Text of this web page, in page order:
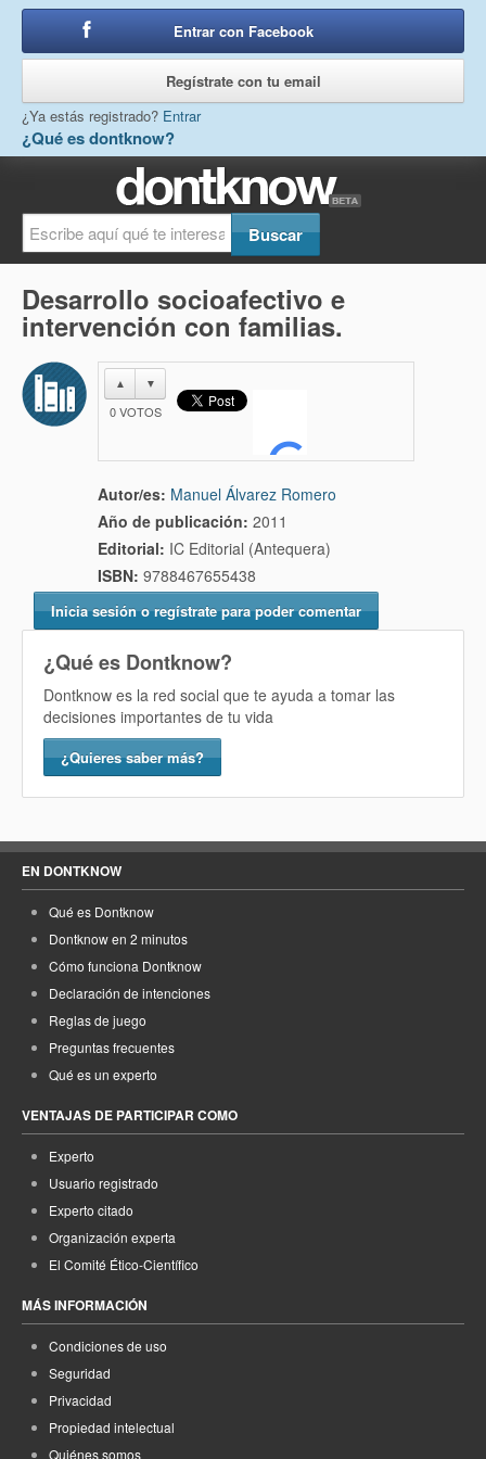
¿Qué es dontknow?
Entrar con Facebook
Regístrate con tu email
¿Ya estás registrado? Entrar
Desarrollo socioafectivo e
intervención con familias.
▲ ▼
0VOTOS
Autor/es: Manuel Álvarez Romero
Año de publicación: 2011
Editorial: IC Editorial (Antequera)
ISBN: 9788467655438
Inicia sesión o regístrate para poder comentar
¿Qué es Dontknow?
Dontknow es la red social que te ayuda a tomar las
decisiones importantes de tu vida
¿Quieres saber más?
EN DONTKNOW
Qué es Dontknow
Dontknow en 2 minutos
Cómo funciona Dontknow
Declaración de intenciones
Reglas de juego
Preguntas frecuentes
Qué es un experto
VENTAJAS DE PARTICIPAR COMO
Experto
Usuario registrado
Experto citado
Organización experta
El Comité Ético-Científico
MÁS INFORMACIÓN
Condiciones de uso
Seguridad
Privacidad
Propiedad intelectual
Quiénes somos